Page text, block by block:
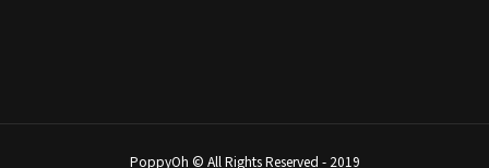
PoppyOh © All Rights Reserved - 2019